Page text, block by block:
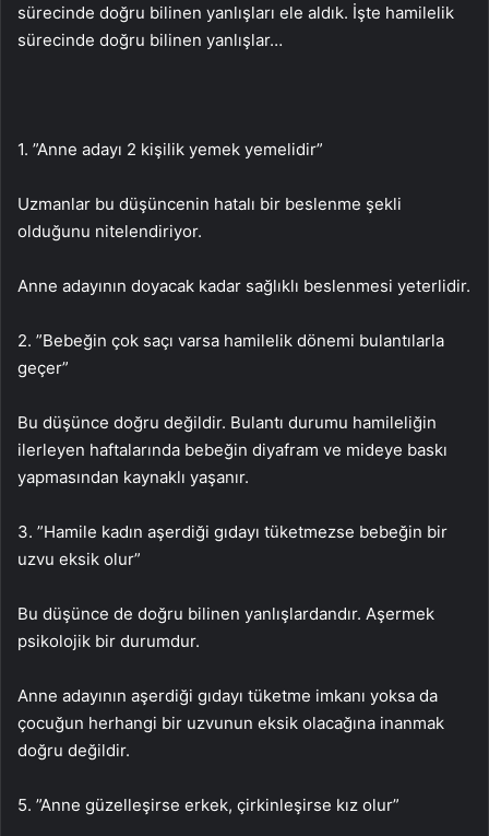
sürecinde doğru bilinen yanlışları ele aldık. İşte hamilelik
sürecinde doğru bilinen yanlışlar…
1. ”Anne adayı 2 kişilik yemek yemelidir”
Uzmanlar bu düşüncenin hatalı bir beslenme şekli
olduğunu nitelendiriyor.
Anne adayının doyacak kadar sağlıklı beslenmesi yeterlidir.
2. ”Bebeğin çok saçı varsa hamilelik dönemi bulantılarla
geçer”
Bu düşünce doğru değildir. Bulantı durumu hamileliğin
ilerleyen haftalarında bebeğin diyafram ve mideye baskı
yapmasından kaynaklı yaşanır.
3. ”Hamile kadın aşerdiği gıdayı tüketmezse bebeğin bir
uzvu eksik olur”
Bu düşünce de doğru bilinen yanlışlardandır. Aşermek
psikolojik bir durumdur.
Anne adayının aşerdiği gıdayı tüketme imkanı yoksa da
çocuğun herhangi bir uzvunun eksik olacağına inanmak
doğru değildir.
5. ”Anne güzelleşirse erkek, çirkinleşirse kız olur”